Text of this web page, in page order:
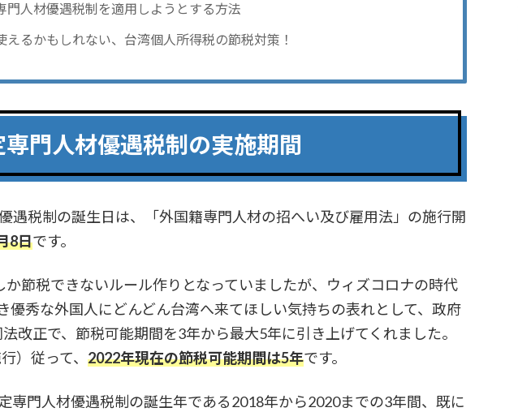
門人材優遇税制を適用しようとする方法
えるかもしれない、台湾個人所得税の節税対策！
門人材優遇税制の実施期間
遇税制の誕生日は、「外国籍専門人材の招へい及び雇用法」の施行開
8日です。
節税できないルール作りとなっていましたが、ウィズコロナの時代
優秀な外国人にどんどん台湾へ来てほしい気持ちの表れとして、政府
改正で、節税可能期間を3年から最大5年に引き上げてくれました。
）従って、 2022年現在の節税可能期間は5年です。
専門人材優遇税制の誕生年である2018年から2020までの3年間、既に